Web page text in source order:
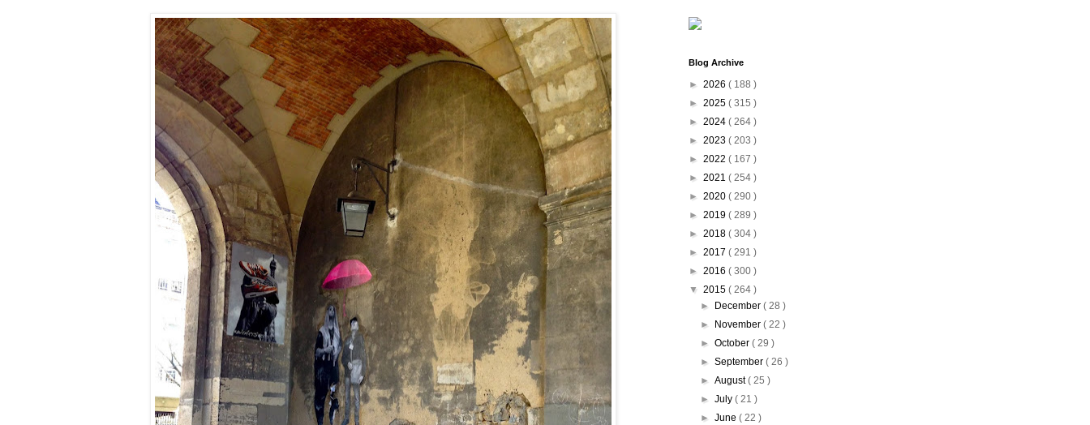
Blog Archive
► 2026 ( 188 )
► 2025 ( 315 )
► 2024 ( 264 )
► 2023 ( 203 )
► 2022 ( 167 )
► 2021 ( 254 )
► 2020 ( 290 )
► 2019 ( 289 )
► 2018 ( 304 )
► 2017 ( 291 )
► 2016 ( 300 )
▼ 2015 ( 264 )
►
December ( 28 )
►
November ( 22 )
► October ( 29 )
► September ( 26 )
► August( 25 )
► July ( 21 )
► June ( 22 )